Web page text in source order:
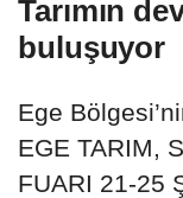
Tarımın
buluşuyor
Ege
EGE TARIM,
FUARI 21-25